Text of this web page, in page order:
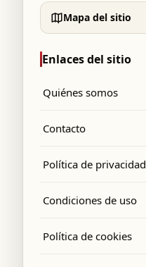
Mapa del sitio
Enlaces del sitio
Quiénes somos
Contacto
Política de privacidad
Condiciones de uso
Política de cookies